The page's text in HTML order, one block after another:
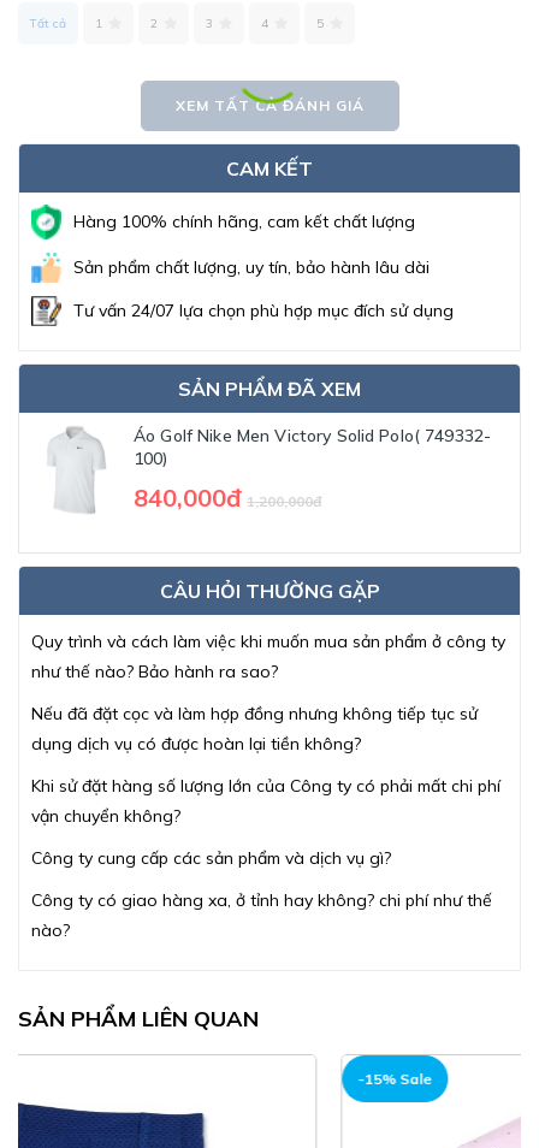
Tất cả 1 2 3 4 5
XEM TẤT CẢ ĐÁNH GIÁ
CAM KẾT
Hàng 100% chính hãng, cam kết chất lượng
Sản phẩm chất lượng, uy tín, bảo hành lâu dài
Tư vấn 24/07 lựa chọn phù hợp mục đích sử dụng
SẢN PHẨM ĐÃ XEM
Áo Golf Nike Men Victory Solid Polo( 749332-
100)
840,000đ 1,200,000đ
CÂU HỎI THƯỜNG GẶP
Quy trình và cách làm việc khi muốn mua sản phẩm ở công ty
như thế nào? Bảo hành ra sao?
Nếu đã đặt cọc và làm hợp đồng nhưng không tiếp tục sử
dụng dịch vụ có được hoàn lại tiền không?
Khi sử đặt hàng số lượng lớn của Công ty có phải mất chi phí
vận chuyển không?
Công ty cung cấp các sản phẩm và dịch vụ gì?
Công ty có giao hàng xa, ở tỉnh hay không? chi phí như thế
nào?
SẢN PHẨM LIÊN QUAN